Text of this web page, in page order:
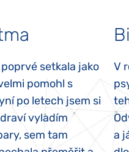
setkala jako
pomohl s
po letech jsem si
vyladím
sem tam
V
a